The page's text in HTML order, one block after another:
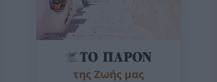
της Ζωής μας